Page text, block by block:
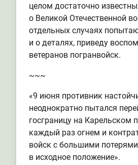
целом достаточно
о Великой Отечественной
отдельных случаях
и о деталях, приведу
ветеранов погранвойск.
~~~
«9 июня противник
неоднократно пытался
госграницу на Карельском
каждый раз огнем и
войск с большими
в исходное положение».